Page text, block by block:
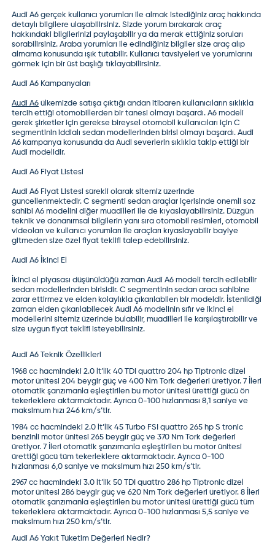
Audi A6 gerçek kullanıcı yorumları ile almak istediğiniz araç hakkında
detaylı bilgilere ulaşabilirsiniz. Sizde yorum bırakarak araç
hakkındaki bilgilerinizi paylaşabilir ya da merak ettiğiniz soruları
sorabilirsiniz.Araba yorumları ile edindiğiniz bilgiler size araç alıp
almama konusunda ışık tutabilir. Kullanıcı tavsiyeleri ve yorumlarını
görmek için bir üst başlığı tıklayabilirsiniz.
Audi A6 Kampanyaları
Audi A6 ülkemizde satışa çıktığı andan itibaren kullanıcıların sıklıkla
tercih ettiği otomobillerden bir tanesi olmayı başardı. A6 modeli
gerek şirketler için gerekse bireysel otomobil kullanıcıları için C
segmentinin iddialı sedan modellerinden birisi olmayı başardı. Audi
A6 kampanya konusunda da Audi severlerin sıklıkla takip ettiği bir
Audi modelidir.
Audi A6 Fiyat Listesi
Audi A6 Fiyat Listesi sürekli olarak sitemiz üzerinde
güncellenmektedir.C segmenti sedan araçlar içerisinde önemli söz
sahibi A6 modelini diğer muadilleri ile de kıyaslayabilirsiniz. Düzgün
teknik ve donanımsal bilgilerin yanı sıraotomobil resimleri , otomobil
videoları ve kullanıcı yorumları ile araçları kıyaslayabilir bayiye
gitmeden size özel fiyat teklifi talep edebilirsiniz.
Audi A6 İkinci El
İkinci el piyasası düşünüldüğü zaman Audi A6 modeli tercih edilebilir
sedan modellerinden birisidir. C segmentinin sedan aracı sahibine
zarar ettirmez ve elden kolaylıkla çıkarılabilen bir modeldir. İstenildiği
zaman elden çıkarılabilecek Audi A6 modelinin sıfır ve ikinci el
modellerini sitemiz üzerinde bulabilir, muadilleri ile karşılaştırabilir ve
size uygun fiyat teklifi isteyebilirsiniz.
Audi A6 Teknik Özellikleri
1968 cc hacmindeki 2.0 lt’lik 40 TDI quattro 204 hp Tiptronic dizel
motor ünitesi 204 beygir güç ve 400 Nm Tork değerleri üretiyor. 7 İleri
otomatik şanzımanla eşleştirilen bu motor ünitesi ürettiği gücü ön
tekerleklere aktarmaktadır. Ayrıca 0-100 hızlanması 8,1 saniye ve
maksimum hızı 246 km/s’tir.
1984 cc hacmindeki 2.0 lt’lik 45 Turbo FSI quattro 265 hp S tronic
benzinli motor ünitesi 265 beygir güç ve 370 Nm Tork değerleri
üretiyor. 7 İleri otomatik şanzımanla eşleştirilen bu motor ünitesi
ürettiği gücü tüm tekerleklere aktarmaktadır. Ayrıca 0-100
hızlanması 6,0 saniye ve maksimum hızı 250 km/s’tir.
2967 cc hacmindeki 3.0 lt’lik 50 TDI quattro 286 hp Tiptronic dizel
motor ünitesi 286 beygir güç ve 620 Nm Tork değerleri üretiyor. 8 İleri
otomatik şanzımanla eşleştirilen bu motor ünitesi ürettiği gücü tüm
tekerleklere aktarmaktadır. Ayrıca 0-100 hızlanması 5,5 saniye ve
maksimum hızı 250 km/s’tir.
Audi A6 Yakıt Tüketim Değerleri Nedir?